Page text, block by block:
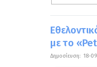
με το
Δημοσίευση: 18-